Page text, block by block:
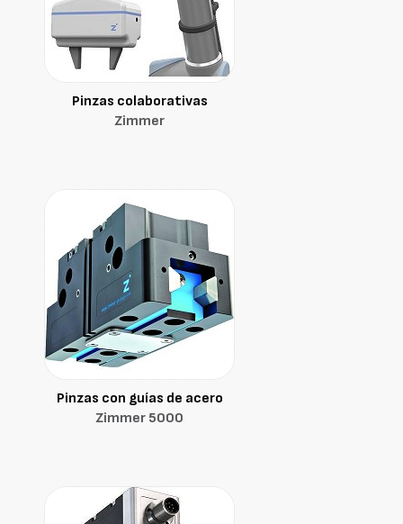
Pinzas colaborativas
Zimmer
Pinzas con guías de acero
Zimmer 5000